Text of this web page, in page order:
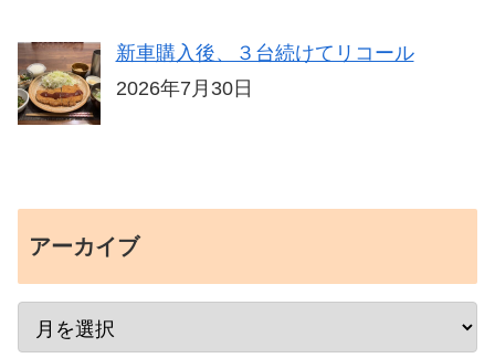
新車購入後、３台続けてリコール
2026年7月30日
アーカイブ